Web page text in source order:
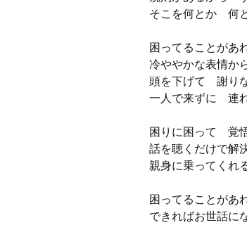
そこを何とか 何
困ってることが
冷ややかな表情か
頭を下げて 謝り
一人で来ずに 連
困りに困って 覚
話を聴くだけで解
親身に乗ってくれ
困ってることがあ
できればお世話に